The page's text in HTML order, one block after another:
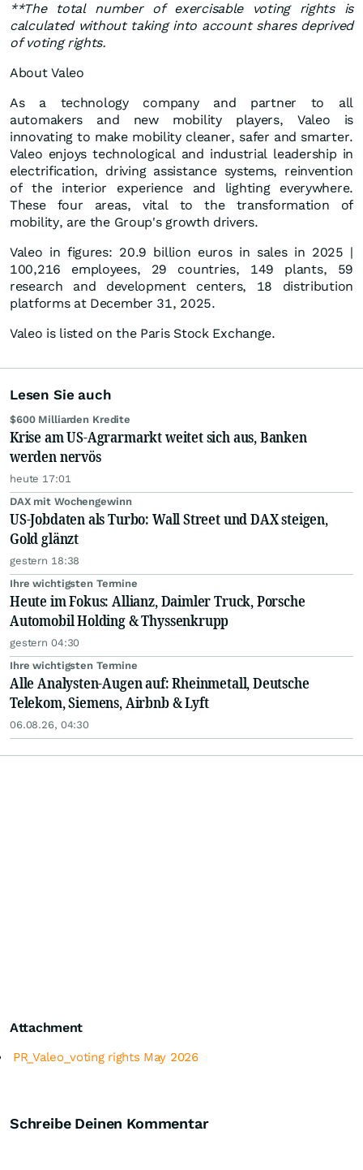
**The total number of exercisable voting rights is
calculated without taking into account shares deprived
of voting rights.
About Valeo
As a technology company and partner to all
automakers and new mobility players, Valeo is
innovating to make mobility cleaner, safer and smarter.
Valeo enjoys technological and industrial leadership in
electrification, driving assistance systems, reinvention
of the interior experience and lighting everywhere.
These four areas, vital to the transformation of
mobility, are the Group's growth drivers.
Valeo in figures: 20.9 billion euros in sales in 2025 |
100,216 employees, 29 countries, 149 plants, 59
research and development centers, 18 distribution
platforms at December 31, 2025.
Valeo is listed on the Paris Stock Exchange.
Lesen Sie auch
$600 Milliarden Kredite
Krise am US-Agrarmarkt weitet sich aus, Banken
werden nervös
heute 17:01
DAX mit Wochengewinn
US-Jobdaten als Turbo: Wall Street und DAX steigen,
Gold glänzt
gestern 18:38
Ihre wichtigsten Termine
Heute im Fokus: Allianz, Daimler Truck, Porsche
Automobil Holding & Thyssenkrupp
gestern 04:30
Ihre wichtigsten Termine
Alle Analysten-Augen auf: Rheinmetall, Deutsche
Telekom, Siemens, Airbnb & Lyft
06.08.26, 04:30
Attachment
PR_Valeo_voting rights May 2026
Schreibe Deinen Kommentar